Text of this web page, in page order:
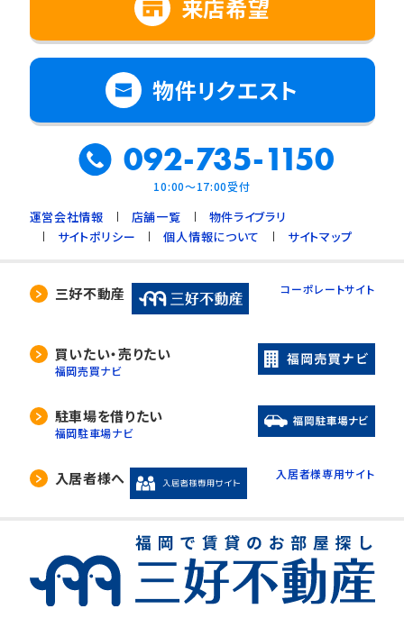
来店希望
物件リクエスト
092-735-1150
10:00～17:00受付
運営会社情報 店舗一覧
物件ライブラリ
サイトポリシー
個人情報について サイトマップ
三好不動産 コーポレートサイト
買いたい・売りたい
福岡売買ナビ
駐車場を借りたい
福岡駐車場ナビ
入居者様へ 入居者様専用サイト